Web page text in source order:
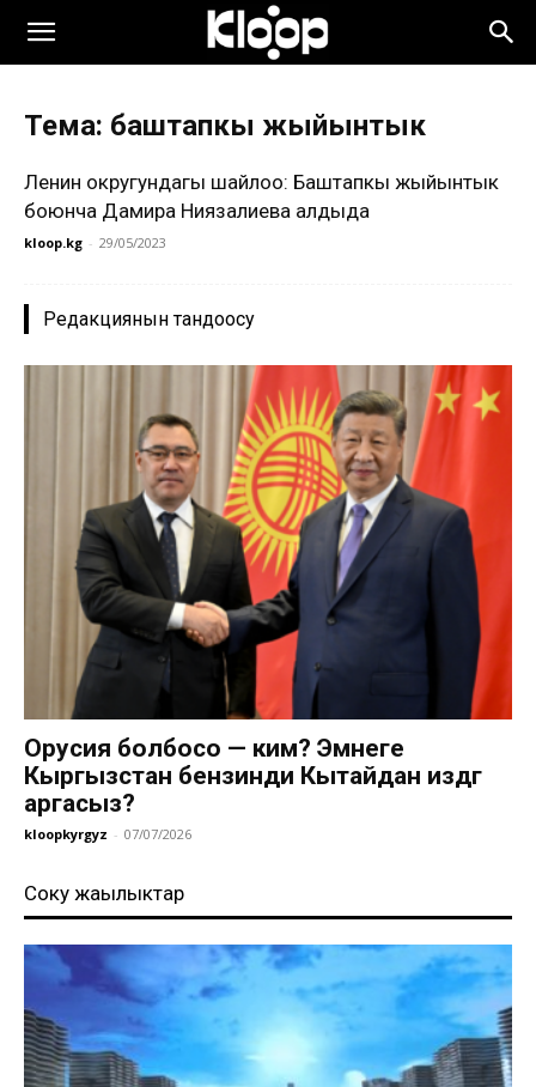
Тема: баштапкы жыйынтык
Ленин округундагы шайлоо: Баштапкы жыйынтык
боюнча Дамира Ниязалиева алдыда
kloop.kg - 29/05/2023
Редакциянын тандоосу
Орусия болбосо — ким? Эмнеге
Кыргызстан бензинди Кытайдан издөөгө
аргасыз?
kloopkyrgyz - 07/07/2026
Соңку жаңылыктар